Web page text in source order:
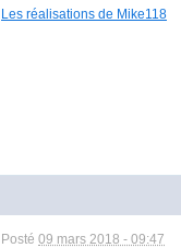
Les réalisations de Mike118
Posté 09 mars 2018 - 09:47